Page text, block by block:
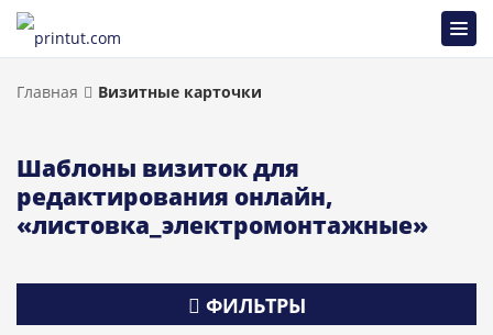
Главная Визитные карточки
Шаблоны визиток для
редактирования онлайн,
«листовка_электромонтажные»
ФИЛЬТРЫ